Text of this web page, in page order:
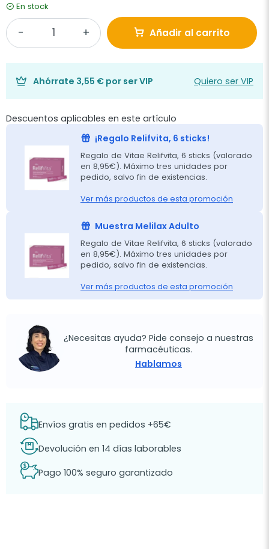
En stock
Añadir al carrito
Ahórrate 3,55 € por ser VIP Quiero ser VIP
Descuentos aplicables en este artículo
¡Regalo Relifvita, 6 sticks!
Regalo de Vitae Relifvita, 6 sticks (valorado
en 8,95€). Máximo tres unidades por
pedido, salvo fin de existencias.
Ver más productos de esta promoción
Muestra Melilax Adulto
Regalo de Vitae Relifvita, 6 sticks (valorado
en 8,95€). Máximo tres unidades por
pedido, salvo fin de existencias.
Ver más productos de esta promoción
¿Necesitas ayuda? Pide consejo a nuestras
farmacéuticas.
Hablamos
Envíos gratis en pedidos +65€
Devolución en 14 días laborables
Pago 100% seguro garantizado